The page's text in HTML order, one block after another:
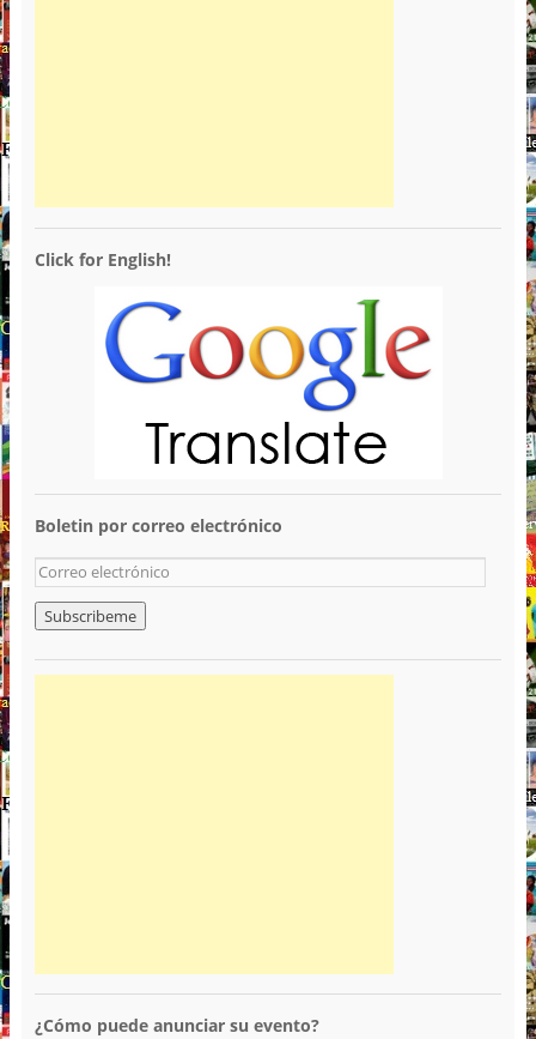
Click for English!
Boletin por correo electrónico
¿Cómo puede anunciar su evento?